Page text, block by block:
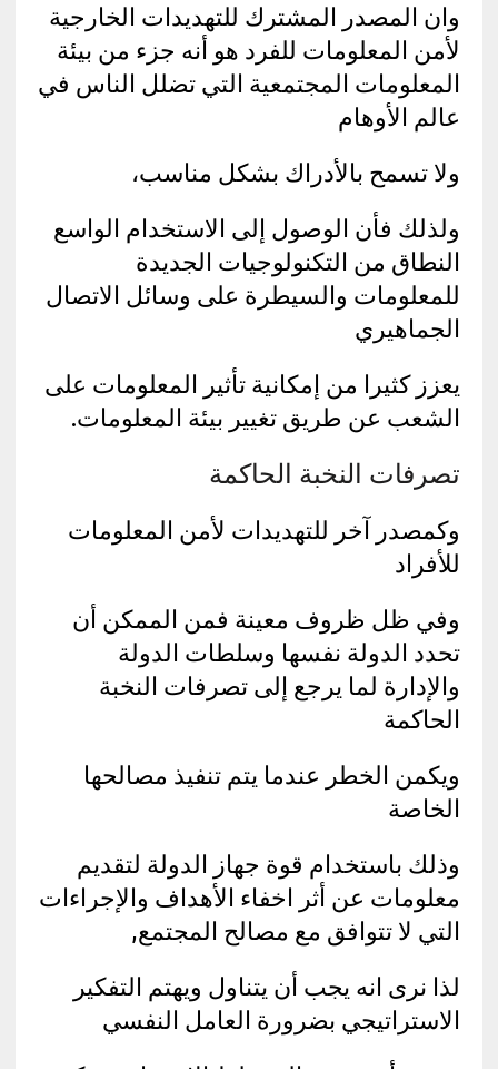
وان المصدر المشترك للتهديدات الخارجية
لأمن المعلومات للفرد هو أنه جزء من بيئة
المعلومات المجتمعية التي تضلل الناس في
عالم الأوهام
ولا تسمح بالأدراك بشكل مناسب،
ولذلك فأن الوصول إلى الاستخدام الواسع
النطاق من التكنولوجيات الجديدة
للمعلومات والسيطرة على وسائل الاتصال
الجماهيري
يعزز كثيرا من إمكانية تأثير المعلومات على
الشعب عن طريق تغيير بيئة المعلومات.
تصرفات النخبة الحاكمة
وكمصدر آخر للتهديدات لأمن المعلومات
للأفراد
وفي ظل ظروف معينة فمن الممكن أن
تحدد الدولة نفسها وسلطات الدولة
والإدارة لما يرجع إلى تصرفات النخبة
الحاكمة
ويكمن الخطر عندما يتم تنفيذ مصالحها
الخاصة
وذلك باستخدام قوة جهاز الدولة لتقديم
معلومات عن أثر اخفاء الأهداف والإجراءات
التي لا تتوافق مع مصالح المجتمع,
لذا نرى انه يجب أن يتناول ويهتم التفكير
الاستراتيجي بضرورة العامل النفسي